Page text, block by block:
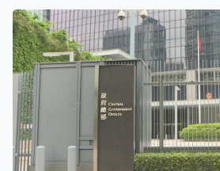
姐：「如果冷靜期長一些，可以考慮
者：其實買服務的時候為何要覺得冷
的時候是被數個人施壓、哄你買。」
靜，有時間看合約條款，或者想想銷
斷那項服務是否你需要，加上買保險
既然說我要冷靜期，難道1元的合約
這沒有分別。」 健身業界代表就說
期，大約3至5%新客戶反悔取消，認